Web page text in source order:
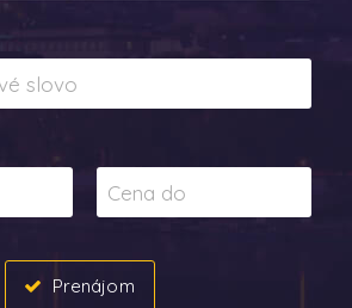
Prenájom